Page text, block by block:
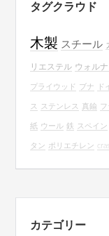
タグクラウド
木製 スチール
リエステル ウォルナ
プライウッド ブナ ド
ス ステンレス 真鍮 フ
紙 ウール 鉄 スペイン
タン ポリエチレン
カテゴリー